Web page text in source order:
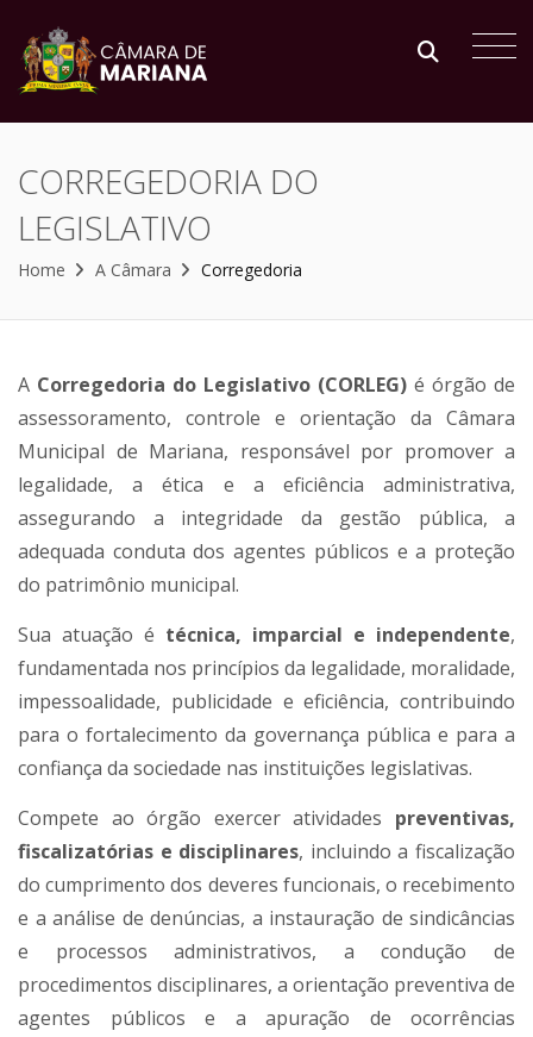
CORREGEDORIA DO
LEGISLATIVO
Home A Câmara Corregedoria
A Corregedoria do Legislativo (CORLEG) é órgão de
assessoramento, controle e orientação da Câmara
Municipal de Mariana, responsável por promover a
legalidade, a ética e a eficiência administrativa,
assegurando a integridade da gestão pública, a
adequada conduta dos agentes públicos e a proteção
do patrimônio municipal.
Sua atuação é técnica, imparcial e independente,
fundamentada nos princípios da legalidade, moralidade,
impessoalidade, publicidade e eficiência, contribuindo
para o fortalecimento da governança pública e para a
confiança da sociedade nas instituições legislativas.
Compete ao órgão exercer atividades preventivas,
fiscalizatórias e disciplinares, incluindo a fiscalização
do cumprimento dos deveres funcionais, o recebimento
e a análise de denúncias, a instauração de sindicâncias
e processos administrativos, a condução de
procedimentos disciplinares, a orientação preventiva de
agentes públicos e a apuração de ocorrências